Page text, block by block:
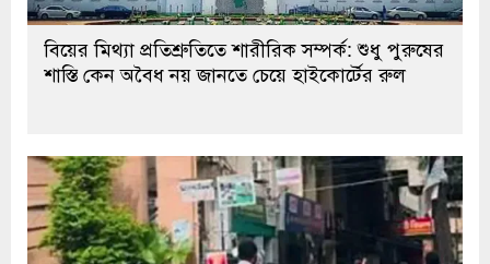
বিয়ের মিথ্যা প্রতিশ্রুতিতে শারীরিক সম্পর্ক: শুধু পুরুষের
শাস্তি কেন অবৈধ নয় জানতে চেয়ে হাইকোর্টের রুল